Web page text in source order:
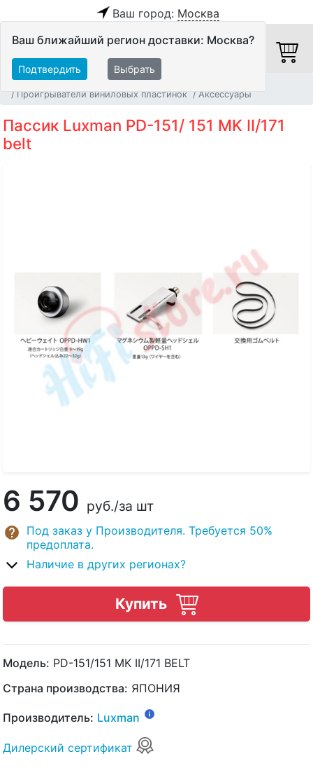
Ваш город: Москва
Ваш ближайший регион доставки: Москва?
Подтвердить Выбрать
Проигрыватели виниловых пластинок
Аксессуары
Пассик Luxman PD-151/ 151 MK II/171
belt
6 570 руб./за шт
Под заказ у Производителя. Требуется 50%
предоплата.
Наличие в других регионах?
Купить
Модель: PD-151/151 MK II/171 BELT
Страна производства: ЯПОНИЯ
Производитель: Luxman
Дилерский сертификат